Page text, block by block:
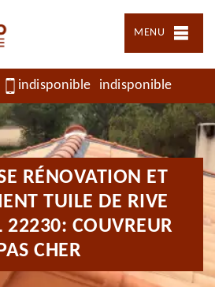
MENU
indisponible indisponible
RÉNOVATION ET
TUILE DE RIVE
22230: COUVREUR
CHER